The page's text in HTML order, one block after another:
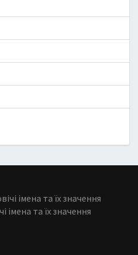
імена та їх значення
імена та їх значення